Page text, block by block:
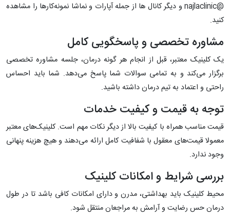
@najlaclinic و دیگر کانال ها از جمله آپارات و نماشا نمونه‌کارها را مشاهده
کنید.
مشاوره تخصصی و پاسخگویی کامل
یک کلینیک معتبر، قبل از انجام هر گونه درمان، جلسه مشاوره تخصصی
برگزار می‌کند و به تمامی سوالات شما پاسخ می‌دهد. شما باید احساس
راحتی و اعتماد به تیم درمان داشته باشید.
توجه به قیمت و کیفیت خدمات
قیمت مناسب همراه با کیفیت بالا از دیگر نکات مهم است. کلینیک‌های معتبر
معمولا قیمت‌های معقول با شفافیت کامل ارائه می‌دهند و هیچ هزینه پنهانی
وجود ندارد.
بررسی شرایط و امکانات کلینیک
محیط کلینیک باید بهداشتی، مدرن و دارای امکانات کافی باشد تا در طول
درمان حس رضایت و آرامش به مراجعان منتقل شود.